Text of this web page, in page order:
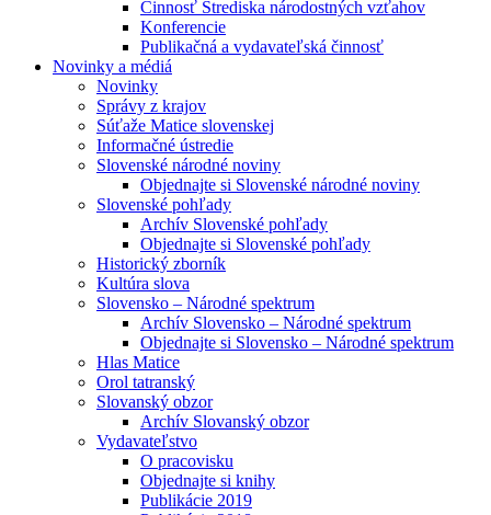
Činnosť Strediska národostných vzťahov
Konferencie
Publikačná a vydavateľská činnosť
Novinky a médiá
Novinky
Správy z krajov
Súťaže Matice slovenskej
Informačné ústredie
Slovenské národné noviny
Objednajte si Slovenské národné noviny
Slovenské pohľady
Archív Slovenské pohľady
Objednajte si Slovenské pohľady
Historický zborník
Kultúra slova
Slovensko – Národné spektrum
Archív Slovensko – Národné spektrum
Objednajte si Slovensko – Národné spektrum
Hlas Matice
Orol tatranský
Slovanský obzor
Archív Slovanský obzor
Vydavateľstvo
O pracovisku
Objednajte si knihy
Publikácie 2019